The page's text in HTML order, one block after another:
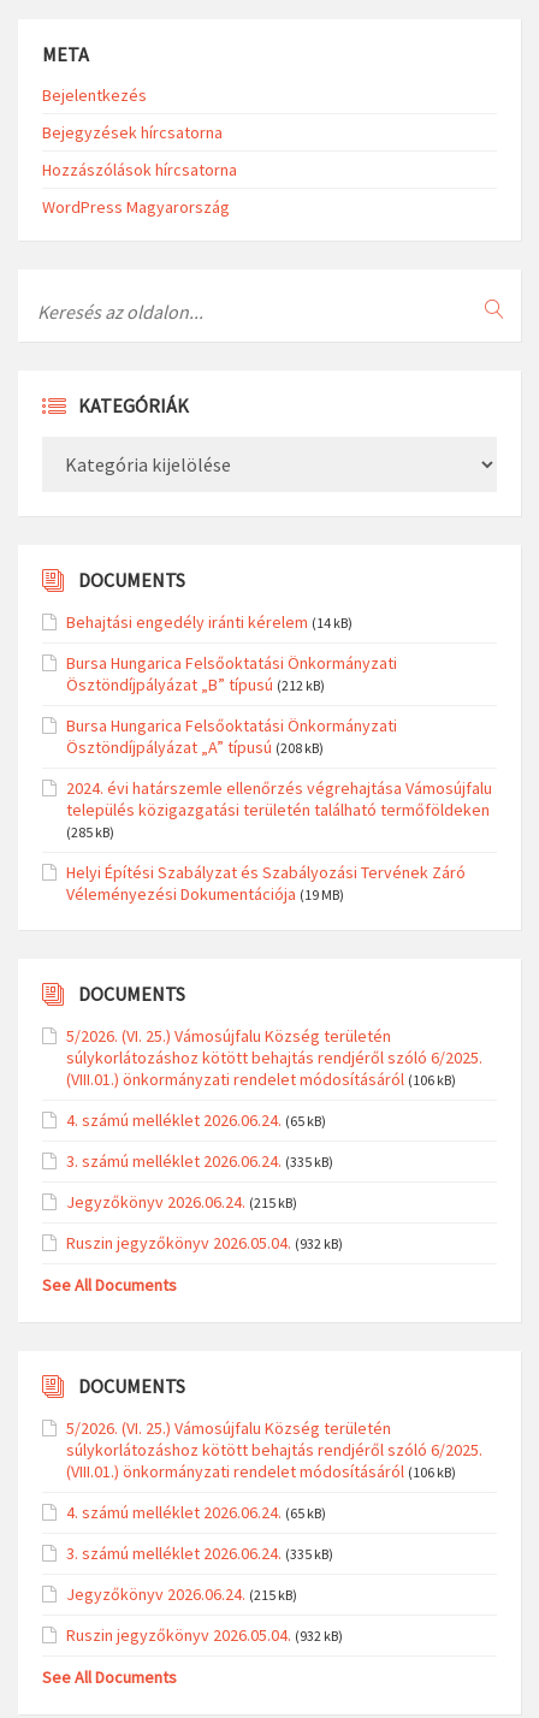
META
Bejelentkezés
Bejegyzések hírcsatorna
Hozzászólások hírcsatorna
WordPress Magyarország
KATEGÓRIÁK
DOCUMENTS
Behajtási engedély iránti kérelem (14 kB)
Bursa Hungarica Felsőoktatási Önkormányzati
Ösztöndíjpályázat „B” típusú (212 kB)
Bursa Hungarica Felsőoktatási Önkormányzati
Ösztöndíjpályázat „A” típusú (208 kB)
2024. évi határszemle ellenőrzés végrehajtása Vámosújfalu
település közigazgatási területén található termőföldeken
(285 kB)
Helyi Építési Szabályzat és Szabályozási Tervének Záró
Véleményezési Dokumentációja (19 MB)
DOCUMENTS
5/2026. (VI. 25.) Vámosújfalu Község területén
súlykorlátozáshoz kötött behajtás rendjéről szóló 6/2025.
(VIII.01.) önkormányzati rendelet módosításáról (106 kB)
4. számú melléklet 2026.06.24. (65 kB)
3. számú melléklet 2026.06.24. (335 kB)
Jegyzőkönyv 2026.06.24. (215 kB)
Ruszin jegyzőkönyv 2026.05.04. (932 kB)
See All Documents
DOCUMENTS
5/2026. (VI. 25.) Vámosújfalu Község területén
súlykorlátozáshoz kötött behajtás rendjéről szóló 6/2025.
(VIII.01.) önkormányzati rendelet módosításáról (106 kB)
4. számú melléklet 2026.06.24. (65 kB)
3. számú melléklet 2026.06.24. (335 kB)
Jegyzőkönyv 2026.06.24. (215 kB)
Ruszin jegyzőkönyv 2026.05.04. (932 kB)
See All Documents